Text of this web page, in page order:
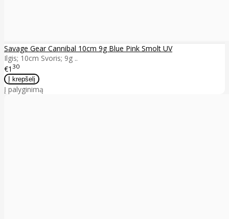
Savage Gear Cannibal 10cm 9g Blue Pink Smolt UV
Ilgis; 10cm Svoris; 9g ..
€1 30
Į palyginimą